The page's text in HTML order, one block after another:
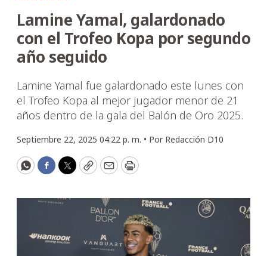
Lamine Yamal, galardonado
con el Trofeo Kopa por segundo
año seguido
Lamine Yamal fue galardonado este lunes con
el Trofeo Kopa al mejor jugador menor de 21
años dentro de la gala del Balón de Oro 2025.
Septiembre 22, 2025 04:22 p. m. • Por Redacción D10
WhatsApp
Facebook
Twitter
CopyEmailPrint